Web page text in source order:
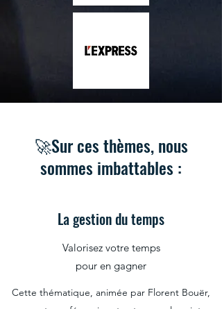
🚀Sur ces thèmes, nous
sommes imbattables :
La gestion du temps
Valorisez votre temps
pour en gagner
Cette thématique, animée par Florent Bouër,